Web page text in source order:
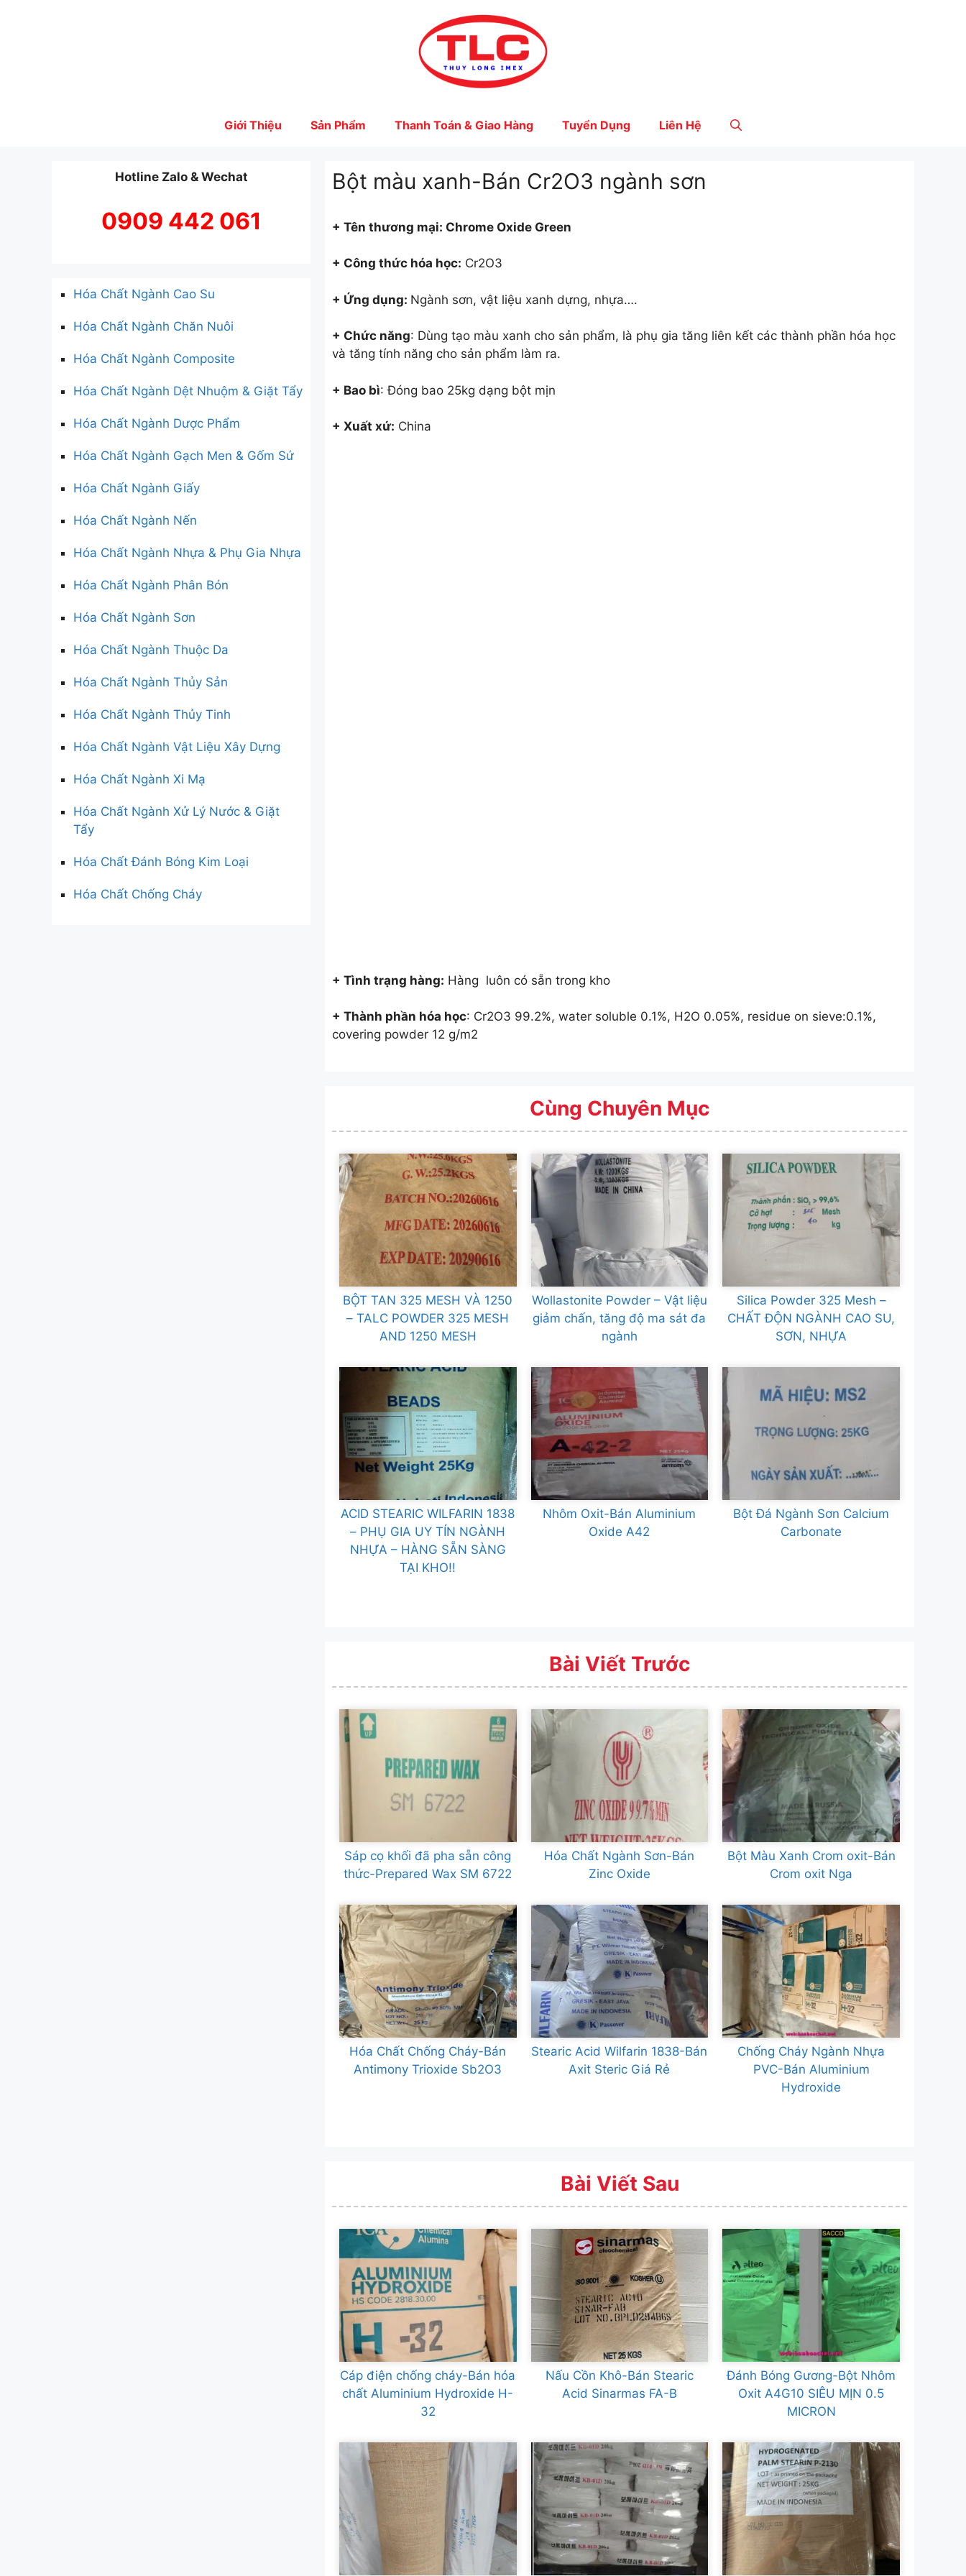
Giới Thiệu Sản Phẩm Thanh Toán & Giao Hàng Tuyển Dụng Liên Hệ
Bột màu xanh-Bán Cr2O3 ngành sơn
+ Tên thương mại: Chrome Oxide Green
+ Công thức hóa học: Cr2O3
+ Ứng dụng: Ngành sơn, vật liệu xanh dựng, nhựa….
+ Chức năng: Dùng tạo màu xanh cho sản phẩm, là phụ gia tăng liên kết các thành phần hóa học
và tăng tính năng cho sản phẩm làm ra.
+ Bao bì: Đóng bao 25kg dạng bột mịn
+ Xuất xứ: China
+ Tình trạng hàng: Hàng luôn có sẵn trong kho
+ Thành phần hóa học: Cr2O3 99.2%, water soluble 0.1%, H2O 0.05%, residue on sieve:0.1%,
covering powder 12 g/m2
Cùng Chuyên Mục
BỘT TAN 325 MESH VÀ 1250
– TALC POWDER 325 MESH
AND 1250 MESH
Wollastonite Powder – Vật liệu
giảm chấn, tăng độ ma sát đa
ngành
Silica Powder 325 Mesh –
CHẤT ĐỘN NGÀNH CAO SU,
SƠN, NHỰA
ACID STEARIC WILFARIN 1838
– PHỤ GIA UY TÍN NGÀNH
NHỰA – HÀNG SẴN SÀNG
TẠI KHO!!
Nhôm Oxit-Bán Aluminium
Oxide A42
Bột Đá Ngành Sơn Calcium
Carbonate
Bài Viết Trước
Sáp cọ khối đã pha sẵn công
thức-Prepared Wax SM 6722
Hóa Chất Ngành Sơn-Bán
Zinc Oxide
Bột Màu Xanh Crom oxit-Bán
Crom oxit Nga
Hóa Chất Chống Cháy-Bán
Antimony Trioxide Sb2O3
Stearic Acid Wilfarin 1838-Bán
Axit Steric Giá Rẻ
Chống Cháy Ngành Nhựa
PVC-Bán Aluminium
Hydroxide
Bài Viết Sau
Cáp điện chống cháy-Bán hóa
chất Aluminium Hydroxide H-
32
Nấu Cồn Khô-Bán Stearic
Acid Sinarmas FA-B
Đánh Bóng Gương-Bột Nhôm
Oxit A4G10 SIÊU MỊN 0.5
MICRON
Hotline Zalo & Wechat
0909 442 061
Hóa Chất Ngành Cao Su
Hóa Chất Ngành Chăn Nuôi
Hóa Chất Ngành Composite
Hóa Chất Ngành Dệt Nhuộm & Giặt Tẩy
Hóa Chất Ngành Dược Phẩm
Hóa Chất Ngành Gạch Men & Gốm Sứ
Hóa Chất Ngành Giấy
Hóa Chất Ngành Nến
Hóa Chất Ngành Nhựa & Phụ Gia Nhựa
Hóa Chất Ngành Phân Bón
Hóa Chất Ngành Sơn
Hóa Chất Ngành Thuộc Da
Hóa Chất Ngành Thủy Sản
Hóa Chất Ngành Thủy Tinh
Hóa Chất Ngành Vật Liệu Xây Dựng
Hóa Chất Ngành Xi Mạ
Hóa Chất Ngành Xử Lý Nước & Giặt
Tẩy
Hóa Chất Đánh Bóng Kim Loại
Hóa Chất Chống Cháy